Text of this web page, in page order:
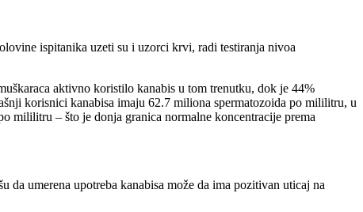
ispitanika uzeti su i uzorci krvi, radi testiranja nivoa
aktivno koristilo kanabis u tom trenutku, dok je 44%
korisnici kanabisa imaju 62.7 miliona spermatozoida po mililitru, u
mililitru – što je donja granica normalne koncentracije prema
da umerena upotreba kanabisa može da ima pozitivan uticaj na